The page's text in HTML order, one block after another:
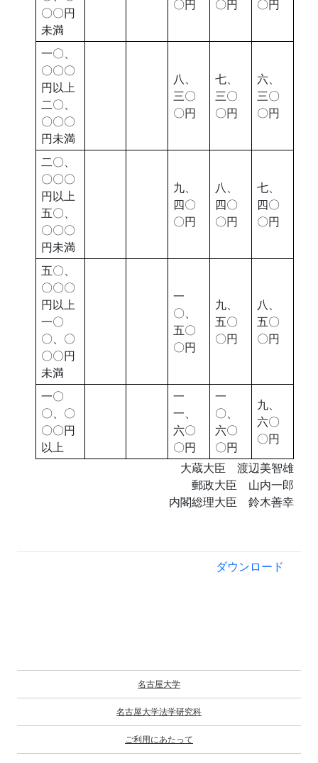
〇〇円
未満
〇円
〇円
〇円
一〇、
〇〇〇
円以上
二〇、
〇〇〇
円未満
八、
三〇
〇円
七、
三〇
〇円
六、
三〇
〇円
二〇、
〇〇〇
円以上
五〇、
〇〇〇
円未満
九、
四〇
〇円
八、
四〇
〇円
七、
四〇
〇円
五〇、
〇〇〇
円以上
一〇
〇、〇
〇〇円
未満
一
〇、
五〇
〇円
九、
五〇
〇円
八、
五〇
〇円
一〇
〇、〇
〇〇円
以上
一
一、
六〇
〇円
一
〇、
六〇
〇円
九、
六〇
〇円
大蔵大臣 渡辺美智雄
郵政大臣 山内一郎
内閣総理大臣 鈴木善幸
ダウンロード
名古屋大学
名古屋大学法学研究科
ご利用にあたって